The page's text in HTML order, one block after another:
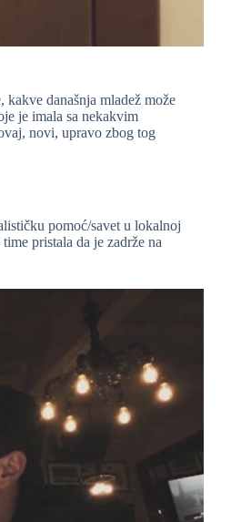
današnja mladež može
je imala sa nekakvim
novi, upravo zbog tog
pomoć/savet u lokalnoj
pristala da je zadrže na